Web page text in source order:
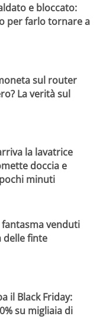
e bloccato:
per farlo tornare a
sul router
La verità sul
la lavatrice
doccia e
minuti
venduti
delle finte
il Black Friday:
su migliaia di